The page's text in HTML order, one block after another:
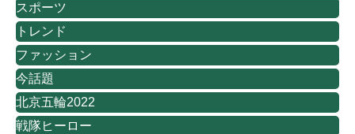
スポーツ
トレンド
ファッション
今話題
北京五輪2022
戦隊ヒーロー